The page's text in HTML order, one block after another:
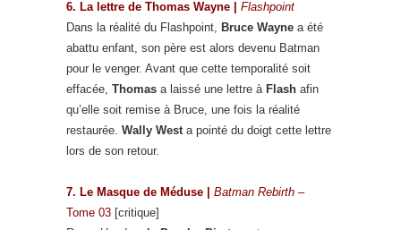
6. La lettre de Thomas Wayne | Flashpoint
Dans la réalité du Flashpoint, Bruce Wayne a été
abattu enfant, son père est alors devenu Batman
pour le venger. Avant que cette temporalité soit
effacée, Thomas a laissé une lettre à Flash afin
qu’elle soit remise à Bruce, une fois la réalité
restaurée. Wally Westa pointé du doigt cette lettre
lors de son retour.
7. Le Masque de Méduse | Batman Rebirth –
Tome 03 [critique]